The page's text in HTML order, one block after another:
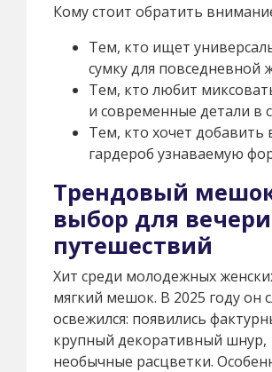
Кому стоит обратить
Тем, кто ищет
сумку для повседневной
Тем, кто любит
и современные детали в
Тем, кто хочет добавить
гардероб узнаваемую
Трендовый
выбор для
путешествий
Хит среди молодежных
мягкий мешок. В 2025 году он
освежился: появились
крупный декоративный шнур,
необычные расцветки.